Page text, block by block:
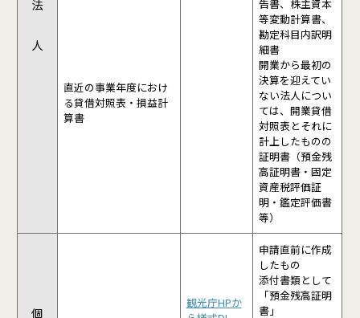
法
人
直近の事業年度におけ
る貸借対照表・損益計
算書
告書、株主資本
等変動計算書、
勘定科目内訳明
細書
開業から最初の
決算を迎えてい
ない法人につい
ては、開業貸借
対照表とそれに
計上したものの
証明書（預金残
高証明書・固定
資産税評価証
明・鑑定評価書
等）
個
観光庁HPか
申請直前に作成
したもの
添付書類として
「預金残高証明
書」